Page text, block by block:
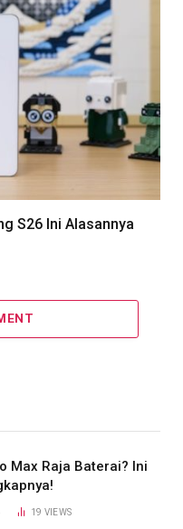
S26 Ini Alasannya
Max Raja Baterai? Ini
19 VIEWS